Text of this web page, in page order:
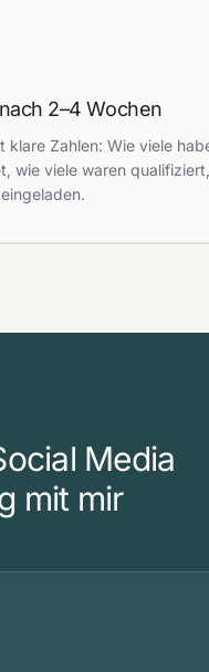
2–4 Wochen
klare Zahlen: Wie viele
wie viele waren
Media
mit mir